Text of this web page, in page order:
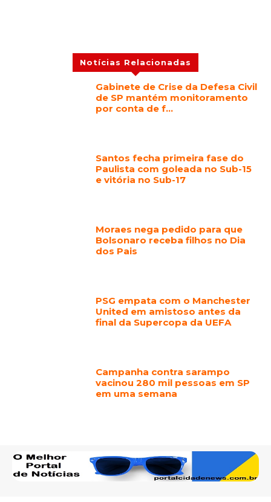
Notícias Relacionadas
Gabinete de Crise da Defesa Civil
de SP mantém monitoramento
por conta de f…
Santos fecha primeira fase do
Paulista com goleada no Sub-15
e vitória no Sub-17
Moraes nega pedido para que
Bolsonaro receba filhos no Dia
dos Pais
PSG empata com o Manchester
United em amistoso antes da
final da Supercopa da UEFA
Campanha contra sarampo
vacinou 280 mil pessoas em SP
em uma semana